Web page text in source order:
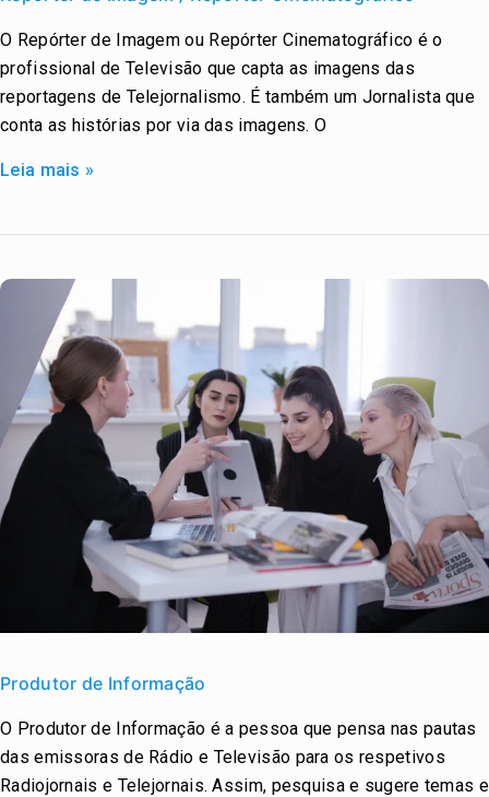
O Repórter de Imagem ou Repórter Cinematográfico é o
profissional de Televisão que capta as imagens das
reportagens de Telejornalismo. É também um Jornalista que
conta as histórias por via das imagens. O
/
Repórter
Cinematográfico
Leia mais »
Produtor de Informação
O Produtor de Informação é a pessoa que pensa nas pautas
das emissoras de Rádio e Televisão para os respetivos
Radiojornais e Telejornais. Assim, pesquisa e sugere temas e
de